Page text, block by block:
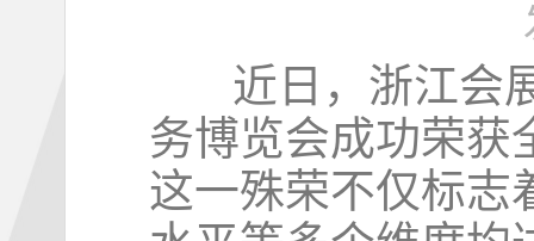
近日，浙江会展
务博览会成功荣获
这一殊荣不仅标志